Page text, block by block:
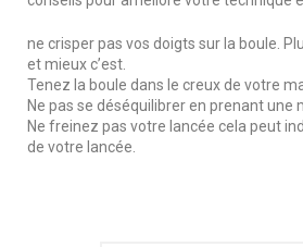
ne crisper pas vos doigts sur la boule.
et mieux c’est.
Tenez la boule dans le creux de votre
Ne pas se déséquilibrer en prenant une
Ne freinez pas votre lancée cela peut
de votre lancée.